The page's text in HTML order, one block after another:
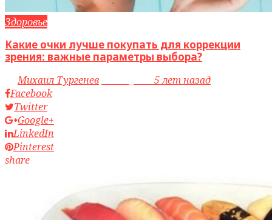
Здоровье
Какие очки лучше покупать для коррекции
зрения: важные параметры выбора?
byМихаил Тургенев
5 лет назад
Facebook
Twitter
Google+
LinkedIn
Pinterest
share